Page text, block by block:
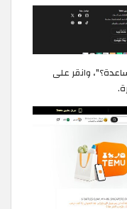
وانقر على